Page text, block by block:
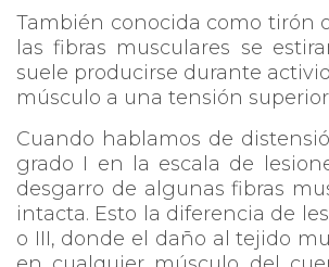
También conocida como tirón
las fibras musculares se
suele producirse durante
músculo a una tensión
Cuando hablamos de
grado I en la escala de
desgarro de algunas fibras
intacta. Esto la diferencia de
o III, donde el daño al tejido